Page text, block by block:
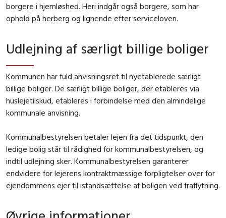
borgere i hjemløshed. Heri indgår også borgere, som har
ophold på herberg og lignende efter serviceloven.
Udlejning af særligt billige boliger
Kommunen har fuld anvisningsret til nyetablerede særligt
billige boliger. De særligt billige boliger, der etableres via
huslejetilskud, etableres i forbindelse med den almindelige
kommunale anvisning.
Kommunalbestyrelsen betaler lejen fra det tidspunkt, den
ledige bolig står til rådighed for kommunalbestyrelsen, og
indtil udlejning sker. Kommunalbestyrelsen garanterer
endvidere for lejerens kontraktmæssige forpligtelser over for
ejendommens ejer til istandsættelse af boligen ved fraflytning.